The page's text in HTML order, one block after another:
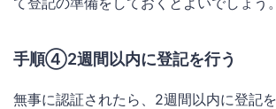
手順④2週間以内に登記を行う
無事に認証されたら、2週間以内に登記